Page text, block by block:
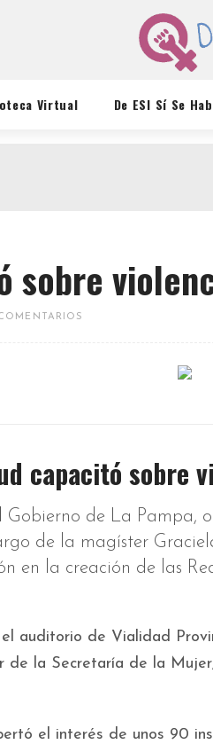
Virtual De ESI Sí Se
sobre
capacitó sobre
de La Pampa,
de la magíster
en la creación de las
auditorio de Vialidad
de la Secretaría de la
el interés de unos 90